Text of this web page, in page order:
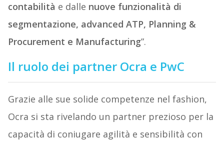
contabilità e dalle nuove funzionalità di
segmentazione, advanced ATP, Planning &
Procurement e Manufacturing”.
Il ruolo dei partner Ocra e PwC
Grazie alle sue solide competenze nel fashion,
Ocra si sta rivelando un partner prezioso per la
capacità di coniugare agilità e sensibilità con